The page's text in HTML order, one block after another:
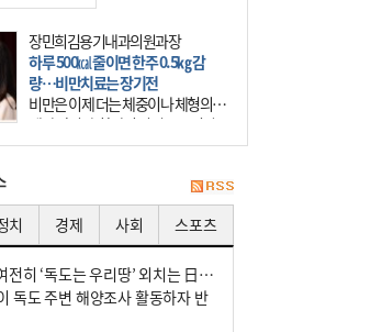
장민희김용기내과의원과장
하루 500㎉ 줄이면 한주 0.5㎏ 감
량…비만치료는 장기전
비만은 이제 더는 체중이나 체형의 문
제가 아니다. 하나의 질병으로 인지
하고 치료와 관리를 해야 한다. 세계
치 경제 사회 스포츠
전히 ‘독도는 우리땅’ 외치는 日…
독도 주변 해양조사 활동하자 반